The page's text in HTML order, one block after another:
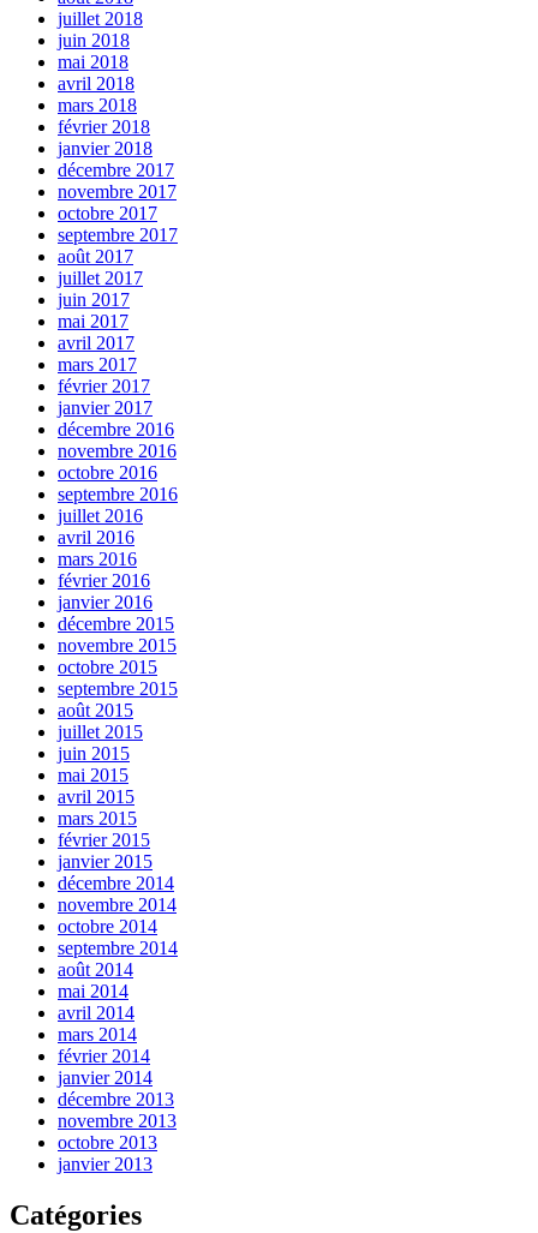
juillet 2018
juin 2018
mai 2018
avril 2018
mars 2018
février 2018
janvier 2018
décembre 2017
novembre 2017
octobre 2017
septembre 2017
août 2017
juillet 2017
juin 2017
mai 2017
avril 2017
mars 2017
février 2017
janvier 2017
décembre 2016
novembre 2016
octobre 2016
septembre 2016
juillet 2016
avril 2016
mars 2016
février 2016
janvier 2016
décembre 2015
novembre 2015
octobre 2015
septembre 2015
août 2015
juillet 2015
juin 2015
mai 2015
avril 2015
mars 2015
février 2015
janvier 2015
décembre 2014
novembre 2014
octobre 2014
septembre 2014
août 2014
mai 2014
avril 2014
mars 2014
février 2014
janvier 2014
décembre 2013
novembre 2013
octobre 2013
janvier 2013
Catégories